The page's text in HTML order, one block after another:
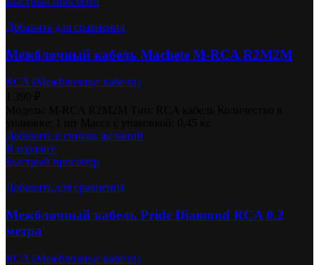
Добавить для сравнения
Межблочный кабель Machete M-RCA R2M2M
RCA (Межблочные кабели)
Добавить в список желаний
В корзину
Быстрый просмотр
Добавить для сравнения
Межблочный кабель Pride Diamond RCA 0.2
метра
RCA (Межблочные кабели)